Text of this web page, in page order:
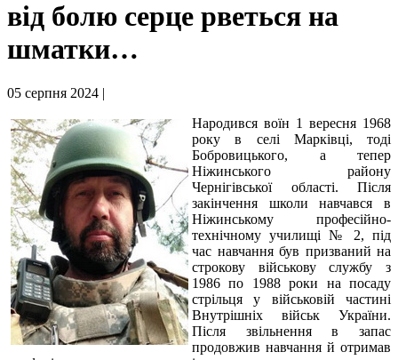
від болю серце рветься на
шматки…
05 серпня 2024 |
Народився воїн 1 вересня 1968
року в селі Марківці, тоді
Бобровицького, а тепер
Ніжинського району
Чернігівської області. Після
закінчення школи навчався в
Ніжинському професійно-
технічному училищі № 2, під
час навчання був призваний на
строкову військову службу з
1986 по 1988 роки на посаду
стрільця у військовій частині
Внутрішніх військ України.
Після звільнення в запас
продовжив навчання й отримав